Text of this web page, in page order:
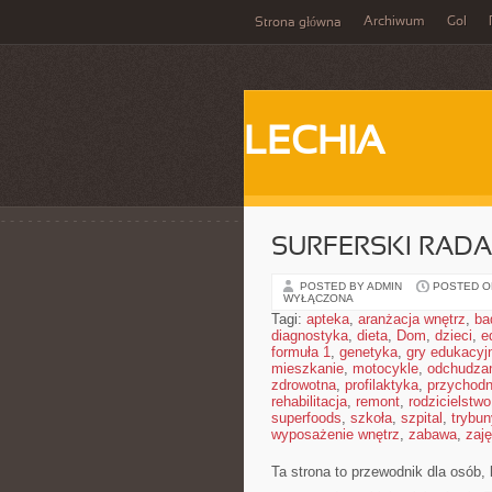
Strona główna Archiwum Gol
LECHIA
SURFERSKI
POSTED BY ADMIN POSTED
WYŁĄCZONA
Tagi: apteka, aranżacja wnętrz,
diagnostyka, dieta, Dom, dzieci,
formuła 1, genetyka, gry
mieszkanie, motocykle,
zdrowotna, profilaktyka,
rehabilitacja, remont, rodzicielstwo
superfoods, szkoła, szpital ,
wyposażenie wnętrz, zabawa,
Ta strona to przewodnik dla